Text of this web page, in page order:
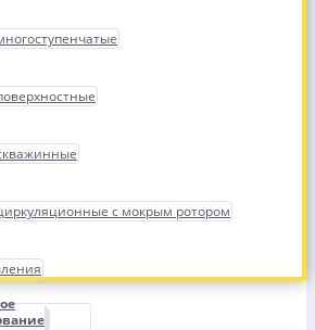
с мокрым ротором